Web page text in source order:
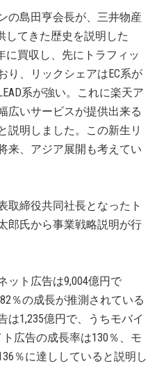
の島田亨会長が、三井物産
してきた歴史を説明した
に買収し、先にトラフィッ
り、リックシェアはEC系が
系が強い。これに楽天ア
広いサービスが提供出来る
説明しました。この新生リ
来、アジア展開も考えてい
取締役共同社長となったト
郎氏から事業戦略説明が行
ット広告は9,004億円で
％の成長が推測されている
は1,235億円で、うちモバイ
広告の成長率は130％、モ
％に達ししていると説明し